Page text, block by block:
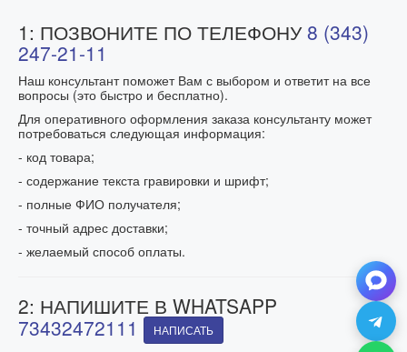
1: ПОЗВОНИТЕ ПО ТЕЛЕФОНУ8 (343)
247-21-11
Наш консультант поможет Вам с выбором и ответит на все
вопросы (это быстро и бесплатно).
Для оперативного оформления заказа консультанту может
потребоваться следующая информация:
- код товара;
- содержание текста гравировки и шрифт;
- полные ФИО получателя;
- точный адрес доставки;
- желаемый способ оплаты.
2: НАПИШИТЕ В WHATSAPP
73432472111 НАПИСАТЬ